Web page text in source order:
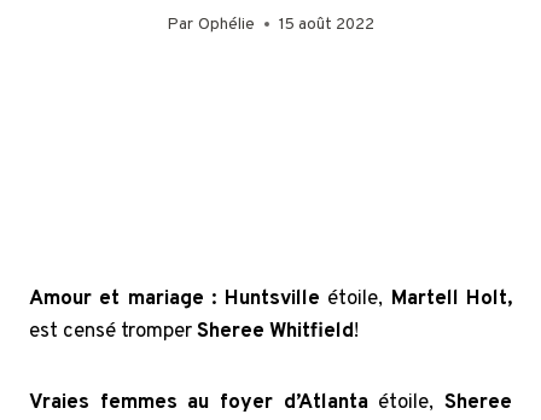
Par Ophélie 15 août 2022
Amour et mariage : Huntsville étoile, Martell Holt,
est censé tromperSheree Whitfield!
Vraies femmes au foyer d’Atlantaétoile,Sheree